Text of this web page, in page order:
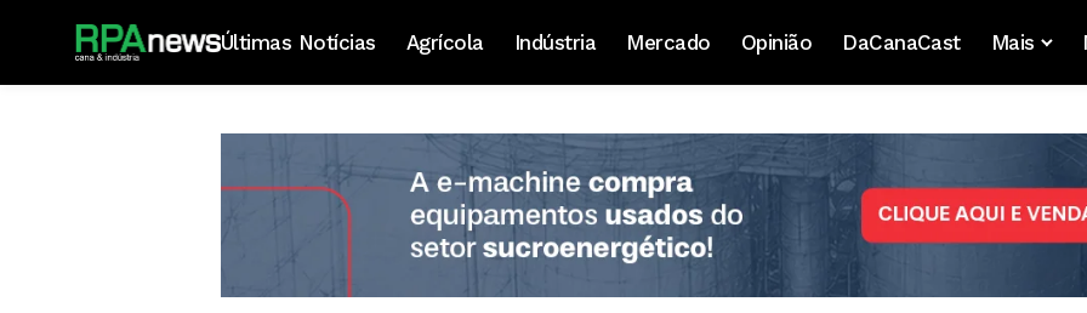
Últimas Notícias Agrícola Indústria Mercado Opinião DaCanaCast Mais